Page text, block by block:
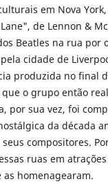
em Nova
de Lennon &
Beatles na rua por
cidade de
produzida no final
o grupo então
por sua vez, foi
da década
compositores.
ruas em
as homenagearam.